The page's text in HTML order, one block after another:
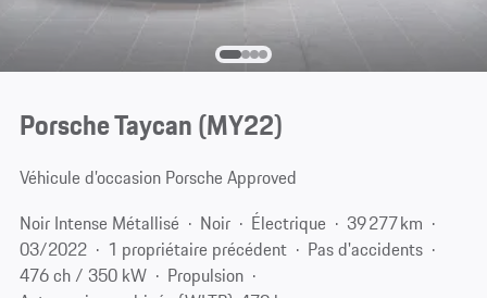
Porsche Taycan (MY22)
Véhicule d’occasion Porsche Approved
Noir Intense Métallisé
Noir Électrique
39 277 km
03/2022
1 propriétaire précédent
Pas d'accidents
476 ch / 350 kW
Propulsion